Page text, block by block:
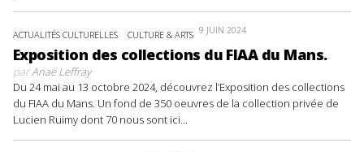
ACTUALITÉS CULTURELLES CULTURE & ARTS 9 JUIN 2024
Exposition des collections du FIAA du Mans.
parAnaë Leffray
Du 24 mai au 13 octobre 2024, découvrez l’Exposition des collections
du FIAA du Mans. Un fond de 350 oeuvres de la collection privée de
Lucien Ruimy dont 70 nous sont ici...